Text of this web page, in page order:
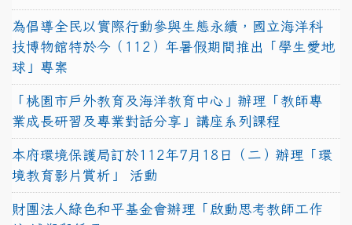
為倡導全民以實際行動參與生態永續，國立海洋科
技博物館特於今（112）年暑假期間推出「學生愛地
球」專案
「桃園市戶外教育及海洋教育中心」辦理「教師專
業成長研習及專業對話分享」講座系列課程
本府環境保護局訂於112年7月18日（二）辦理「環
境教育影片賞析」 活動
財團法人綠色和平基金會辦理「啟動思考教師工作